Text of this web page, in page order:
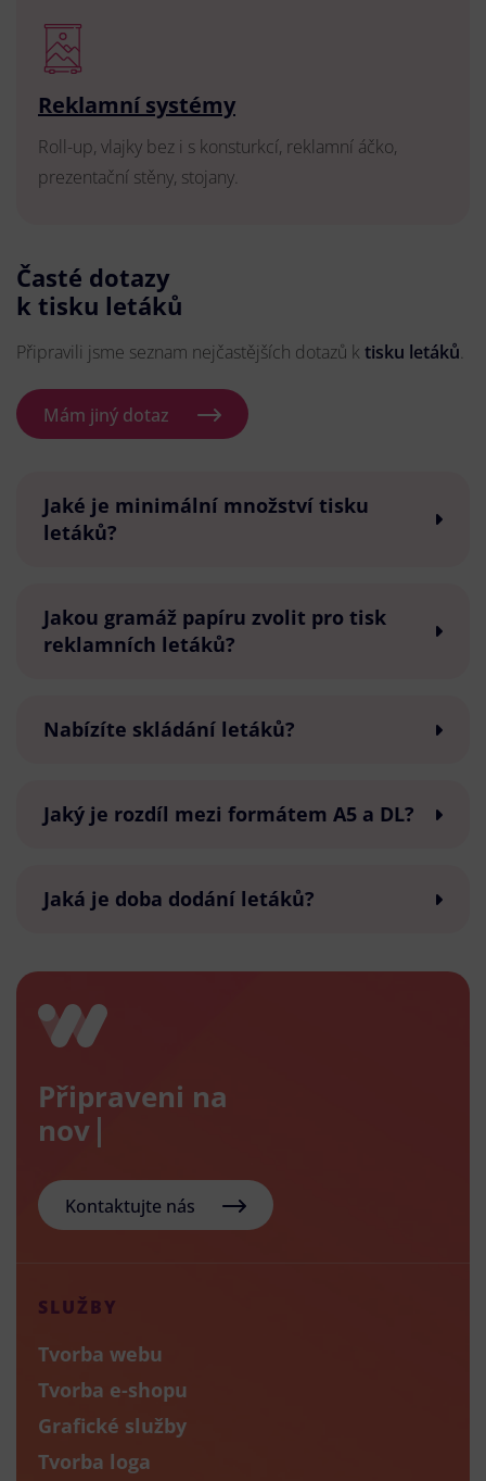
Reklamní systémy
Roll-up, vlajky bez i s konsturkcí, reklamní áčko,
prezentační stěny, stojany.
Časté dotazy
k tisku letáků
Připravili jsme seznam nejčastějších dotazů k tisku letáků.
Mám jiný dotaz
Jaké je minimální množství tisku
letáků?
Jakou gramáž papíru zvolit pro tisk
reklamních letáků?
Nabízíte skládání letáků?
Jaký je rozdíl mezi formátem A5 a DL?
Jaká je doba dodání letáků?
Připraveni na
nový e-sh
Kontaktujte nás
SLUŽBY
Tvorba webu
Tvorba e-shopu
Grafické služby
Tvorba loga